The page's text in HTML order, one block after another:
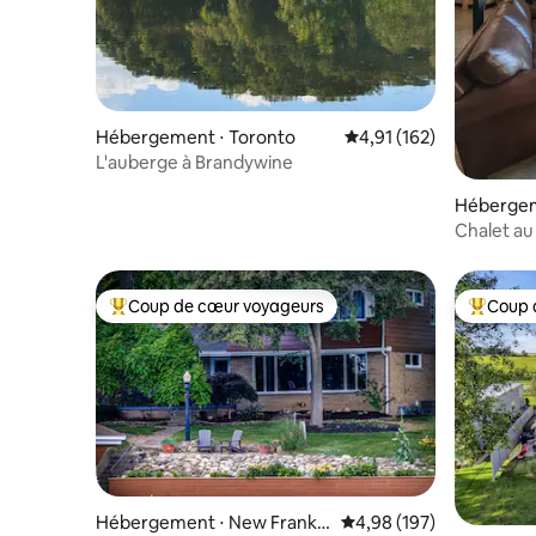
Hébergement ⋅ Toronto Évaluation moyenne
4,91 (162)
L'auberge à Brandywine
Chalet
Coups de cœur voyageurs les plus appréciés
Coup de cœur voyageurs
Hébergement ⋅ New Frankli
Évaluation moyenne
4,98 (197)
Coups
Coup